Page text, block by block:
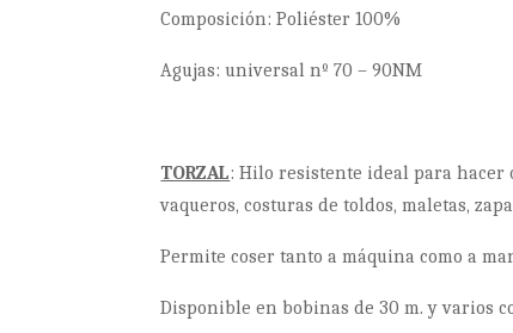
Composición: Poliéster 100%
Agujas: universal nº 70 – 90NM
TORZAL: Hilo resistente ideal para hacer
vaqueros, costuras de toldos, maletas,
Permite coser tanto a máquina como a
Disponible en bobinas de 30 m. y varios